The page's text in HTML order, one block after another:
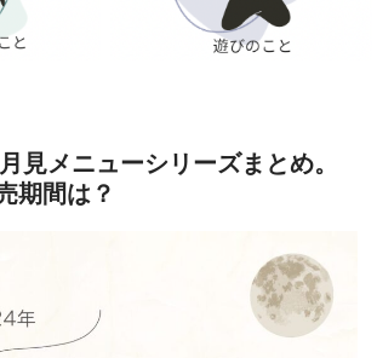
見メニューシリーズまとめ。
期間は？